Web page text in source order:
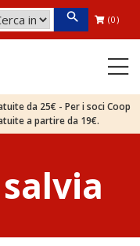
(0)
da 25€ - Per i soci Coop
a partire da 19€.